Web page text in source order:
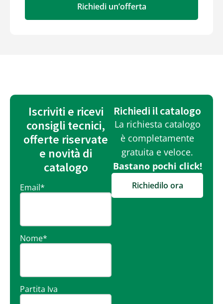
Richiedi un’offerta
Iscriviti e ricevi
consigli tecnici,
offerte riservate
e novità di
catalogo
Email*
Nome*
Partita Iva
Richiedi il catalogo
La richiesta catalogo
è completamente
gratuita e veloce.
Bastano pochi click!
Richiedilo ora